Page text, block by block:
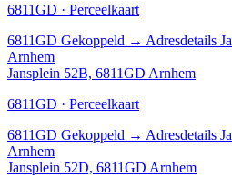
6811GD · Perceelkaart
6811GD Gekoppeld → Adresdetails
Arnhem
Jansplein 52B, 6811GD Arnhem
6811GD · Perceelkaart
6811GD Gekoppeld → Adresdetails
Arnhem
Jansplein 52D, 6811GD Arnhem